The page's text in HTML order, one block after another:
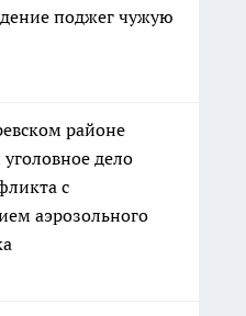
поджег чужую
районе
дело
с
аэрозольного